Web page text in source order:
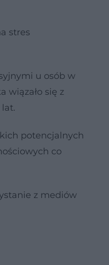
stres
u osób w
wiązało się z
potencjalnych
co
z mediów